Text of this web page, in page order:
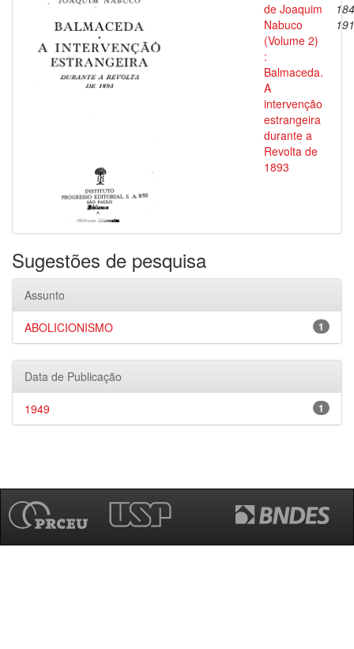
de Joaquim
Nabuco
(Volume 2)
:
Balmaceda.
A
intervenção
estrangeira
durante a
Revolta de
1893
Sugestões de pesquisa
Assunto
1
ABOLICIONISMO
Data de Publicação
1
1949